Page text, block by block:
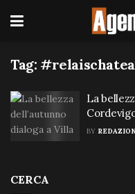
Tag:
La
BY
CERCA